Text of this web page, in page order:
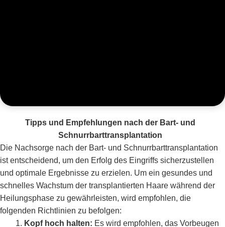
Tipps und Empfehlungen nach der Bart- und
Schnurrbarttransplantation
Die Nachsorge nach der Bart- und Schnurrbarttransplantation
ist entscheidend, um den Erfolg des Eingriffs sicherzustellen
und optimale Ergebnisse zu erzielen. Um ein gesundes und
schnelles Wachstum der transplantierten Haare während der
Heilungsphase zu gewährleisten, wird empfohlen, die
folgenden Richtlinien zu befolgen:
Kopf hoch halten: Es wird empfohlen, das Vorbeugen